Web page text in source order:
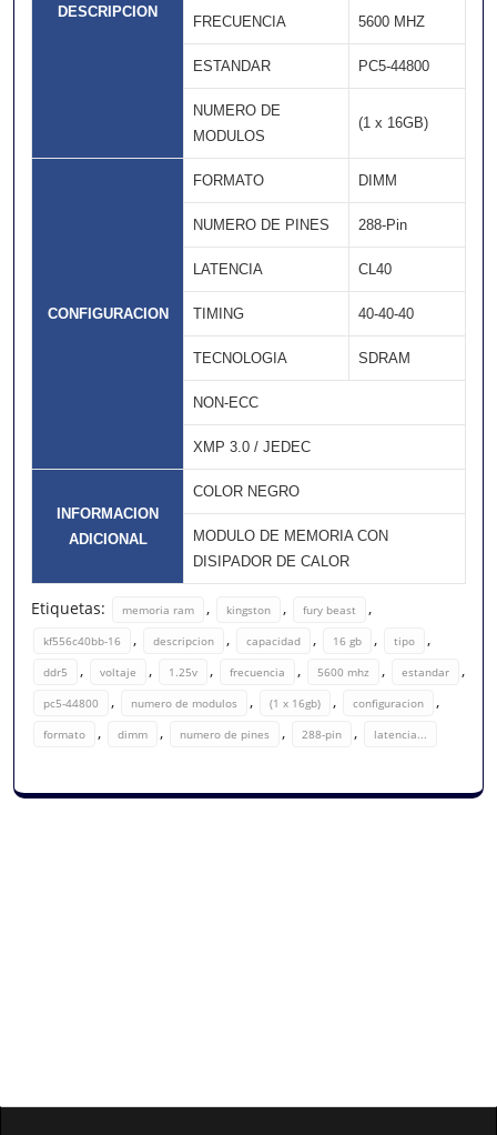
DESCRIPCION
FRECUENCIA 5600 MHZ
ESTANDAR PC5-44800
NUMERO DE
MODULOS
(1 x 16GB)
CONFIGURACION
FORMATO DIMM
NUMERO DE PINES 288-Pin
LATENCIA CL40
TIMING 40-40-40
TECNOLOGIA SDRAM
NON-ECC
XMP 3.0 / JEDEC
INFORMACION
ADICIONAL
COLOR NEGRO
MODULO DE MEMORIA CON
DISIPADOR DE CALOR
Etiquetas: memoria ram , kingston , fury beast ,
kf556c40bb-16 , descripcion , capacidad , 16 gb , tipo ,
ddr5 , voltaje , 1.25v , frecuencia , 5600 mhz , estandar ,
pc5-44800 , numero de modulos , (1 x 16gb) , configuracion ,
formato , dimm , numero de pines , 288-pin , latencia...